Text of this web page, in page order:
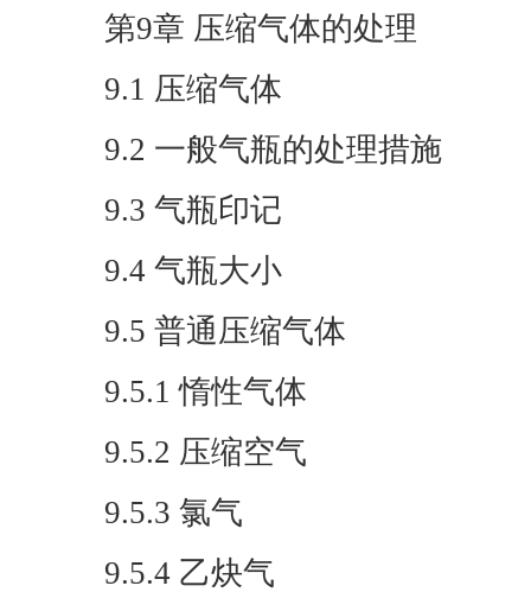
第9章 压缩气体的处理
9.1 压缩气体
9.2 一般气瓶的处理措施
9.3 气瓶印记
9.4 气瓶大小
9.5 普通压缩气体
9.5.1 惰性气体
9.5.2 压缩空气
9.5.3 氯气
9.5.4 乙炔气